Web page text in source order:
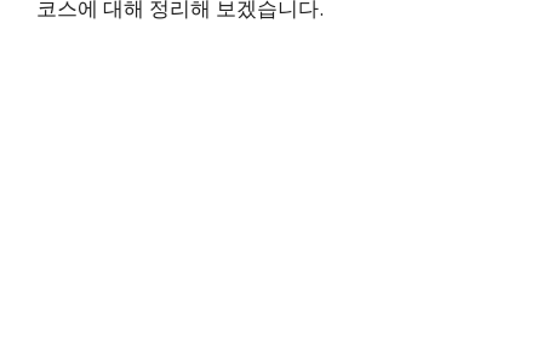
코스에 대해 정리해 보겠습니다.